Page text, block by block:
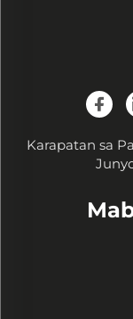
Karapatan sa